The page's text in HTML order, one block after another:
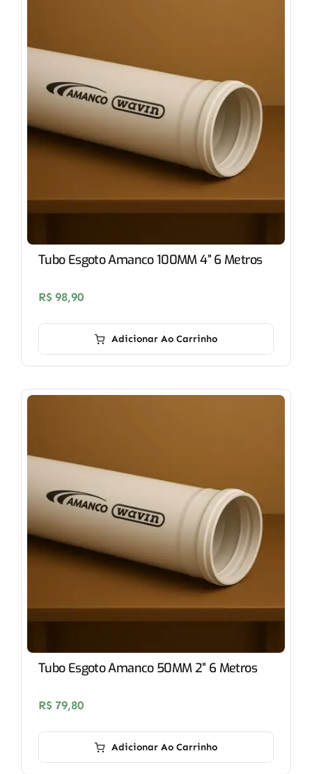
Tubo Esgoto Amanco 100MM 4” 6 Metros
R$ 98,90
Adicionar Ao Carrinho
Tubo Esgoto Amanco 50MM 2” 6 Metros
R$ 79,80
Adicionar Ao Carrinho